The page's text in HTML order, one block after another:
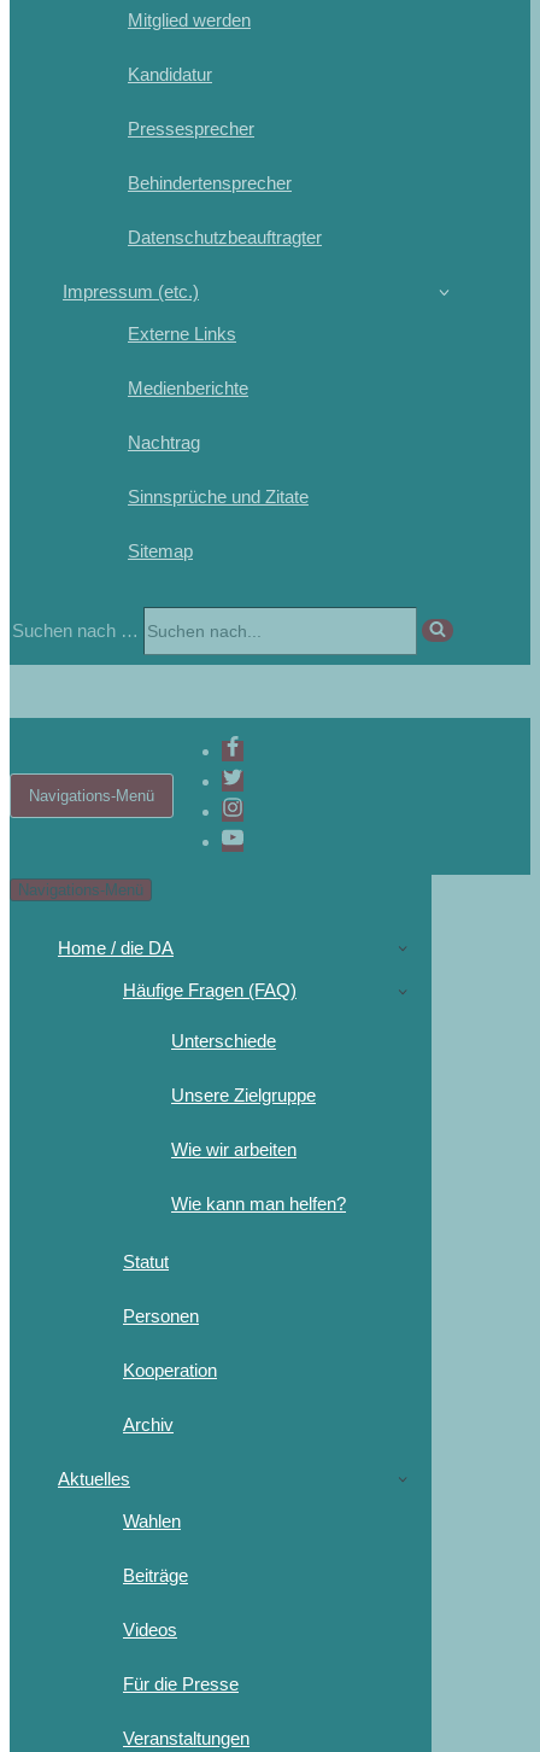
Mitglied werden
Kandidatur
Pressesprecher
Behindertensprecher
Datenschutzbeauftragter
Impressum (etc.)
Externe Links
Medienberichte
Nachtrag
Sinnsprüche und Zitate
Sitemap
Suchen nach …
Navigations-Menü
Navigations-Menü
Home / die DA
Häufige Fragen (FAQ)
Unterschiede
Unsere Zielgruppe
Wie wir arbeiten
Wie kann man helfen?
Statut
Personen
Kooperation
Archiv
Aktuelles
Wahlen
Beiträge
Videos
Für die Presse
Veranstaltungen